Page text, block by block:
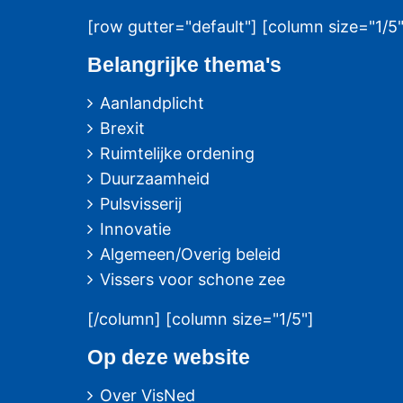
[row gutter="default"] [column size="1/
Belangrijke thema's
Aanlandplicht
Brexit
Ruimtelijke ordening
Duurzaamheid
Pulsvisserij
Innovatie
Algemeen/Overig beleid
Vissers voor schone zee
[/column] [column size="1/5"]
Op deze website
Over VisNed